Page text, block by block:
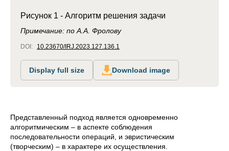
Рисунок 1 - Алгоритм решения задачи
Примечание: по А.А. Фролову
DOI: 10.23670/IRJ.2023.127.136.1
Display full size Download image
Представленный подход является одновременно
алгоритмическим – в аспекте соблюдения
последовательности операций, и эвристическим
(творческим) – в характере их осуществления.